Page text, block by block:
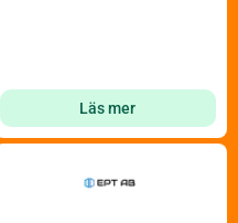
Läs mer